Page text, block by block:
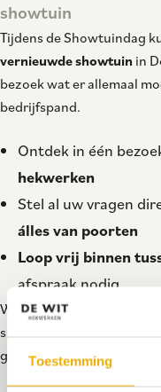
Toestemming
showtuin
Tijdens de Showtuindag
vernieuwde showtuin in
bezoek wat er allemaal
bedrijfspand.
Ontdek in één
hekwerken
Stel al uw vragen
álles van poorten
Loop vrij binnen
afspraak nodig
Wilt u er zeker van zijn
specifieke tijd voor u
gewooneen afspraak